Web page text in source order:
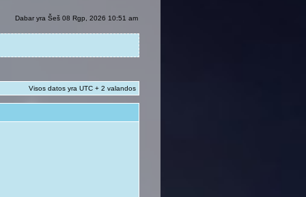
Dabar yra Šeš 08 Rgp, 2026 10:51 am
Visos datos yra UTC + 2 valandos